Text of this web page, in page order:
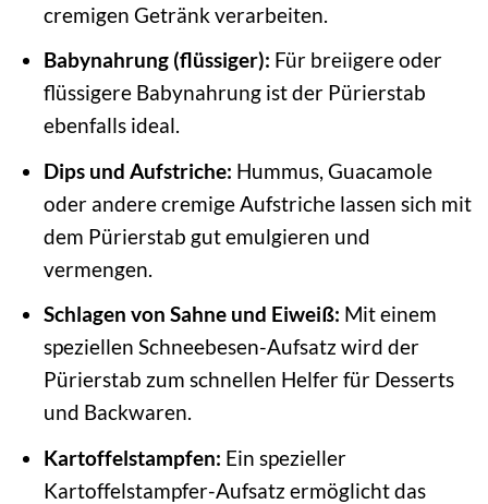
cremigen Getränk verarbeiten.
Babynahrung (flüssiger): Für breiigere oder
flüssigere Babynahrung ist der Pürierstab
ebenfalls ideal.
Dips und Aufstriche: Hummus, Guacamole
oder andere cremige Aufstriche lassen sich mit
dem Pürierstab gut emulgieren und
vermengen.
Schlagen von Sahne und Eiweiß: Mit einem
speziellen Schneebesen-Aufsatz wird der
Pürierstab zum schnellen Helfer für Desserts
und Backwaren.
Kartoffelstampfen: Ein spezieller
Kartoffelstampfer-Aufsatz ermöglicht das